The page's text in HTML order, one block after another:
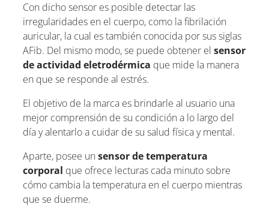
Con dicho sensor es posible detectar las
irregularidades en el cuerpo, como la fibrilación
auricular, la cual es también conocida por sus siglas
AFib. Del mismo modo, se puede obtener el sensor
de actividad eletrodérmica que mide la manera
en que se responde al estrés.
El objetivo de la marca es brindarle al usuario una
mejor comprensión de su condición a lo largo del
día y alentarlo a cuidar de su salud física y mental.
Aparte, posee unsensor de temperatura
corporal que ofrece lecturas cada minuto sobre
cómo cambia la temperatura en el cuerpo mientras
que se duerme.